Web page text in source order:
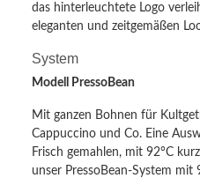
das hinterleuchtete Logo
eleganten und zeitgemäßen
System
Modell PressoBean
Mit ganzen Bohnen für
Cappuccino und Co. Eine
Frisch gemahlen, mit 92°C
unser PressoBean-System